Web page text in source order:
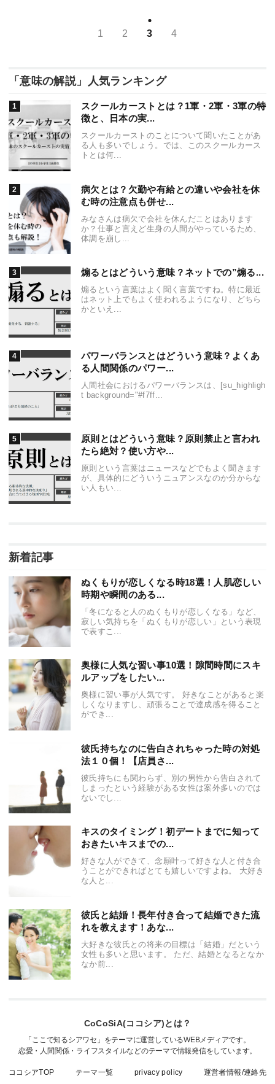
1 2 3 4
「意味の解説」人気ランキング
スクールカーストとは？1軍・2軍・3軍の特
徴と、日本の実...
スクールカーストのことについて聞いたことがあ
る人も多いでしょう。では、このスクールカース
トとは何...
病欠とは？欠勤や有給との違いや会社を休
む時の注意点も併せ...
みなさんは病欠で会社を休んだことはあります
か？仕事と言えど生身の人間がやっているため、
体調を崩し...
煽るとはどういう意味？ネットでの”煽る...
煽るという言葉はよく聞く言葉ですね。特に最近
はネット上でもよく使われるようになり、どちら
かといえ...
パワーバランスとはどういう意味？よくあ
る人間関係のパワー...
人間社会におけるパワーバランスは、[su_highligh
t background="#f7ff...
原則とはどういう意味？原則禁止と言われ
たら絶対？使い方や...
原則という言葉はニュースなどでもよく聞きます
が、具体的にどういうニュアンスなのか分からな
い人もい...
新着記事
ぬくもりが恋しくなる時18選！人肌恋しい
時期や瞬間のある...
「冬になると人のぬくもりが恋しくなる」など、
寂しい気持ちを「ぬくもりが恋しい」という表現
で表すこ...
奥様に人気な習い事10選！隙間時間にスキ
ルアップをしたい...
奥様に習い事が人気です。 好きなことがあると楽
しくなりますし、頑張ることで達成感を得ること
ができ...
彼氏持ちなのに告白されちゃった時の対処
法１０個！【店員さ...
彼氏持ちにも関わらず、別の男性から告白されて
しまったという経験がある女性は案外多いのでは
ないでし...
キスのタイミング！初デートまでに知って
おきたいキスまでの...
好きな人ができて、念願叶って好きな人と付き合
うことができればとても嬉しいですよね。 大好き
な人と...
彼氏と結婚！長年付き合って結婚できた流
れを教えます！あな...
大好きな彼氏との将来の目標は「結婚」だという
女性も多いと思います。 ただ、結婚となるとなか
なか前...
ココシアTOP テーマ一覧 privacy policy 運営者情報/連絡先
CoCoSiA(ココシア)とは？
「ここで知るシアワセ」をテーマに運営しているWEBメディアです。
恋愛・人間関係・ライフスタイルなどのテーマで情報発信をしています。